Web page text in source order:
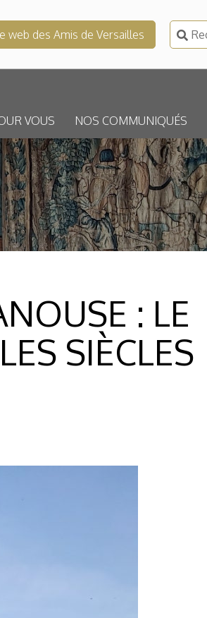
web des Amis de Versailles
VOUS NOS COMMUNIQUÉS
: LE
SIÈCLES